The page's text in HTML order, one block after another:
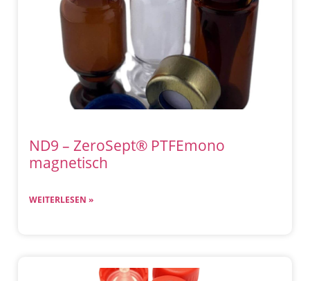
ND9 – ZeroSept® PTFEmono
magnetisch​
WEITERLESEN »